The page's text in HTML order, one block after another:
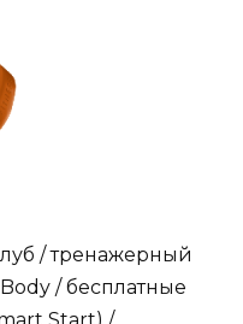
/ тренажерный
/ бесплатные